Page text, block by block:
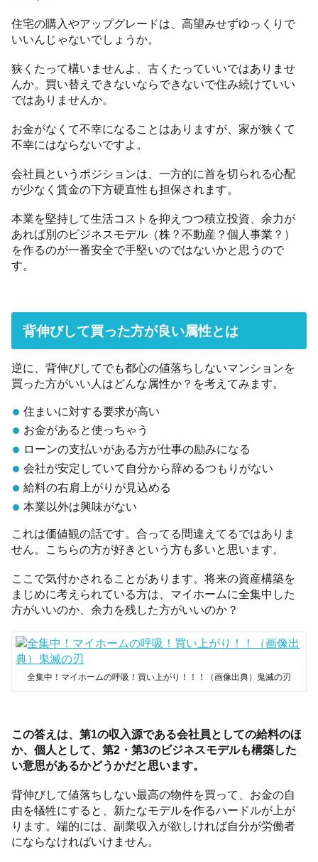
住宅の購入やアップグレードは、高望みせずゆっくりで
いいんじゃないでしょうか。
狭くたって構いませんよ、古くたっていいではありませ
んか。買い替えできないならできないで住み続けていい
ではありませんか。
お金がなくて不幸になることはありますが、家が狭くて
不幸にはならないですよ。
会社員というポジションは、一方的に首を切られる心配
が少なく賃金の下方硬直性も担保されます。
本業を堅持して生活コストを抑えつつ積立投資、余力が
あれば別のビジネスモデル（株？不動産？個人事業？）
を作るのが一番安全で手堅いのではないかと思うので
す。
背伸びして買った方が良い属性とは
逆に、背伸びしてでも都心の値落ちしないマンションを
買った方がいい人はどんな属性か？を考えてみます。
住まいに対する要求が高い
お金があると使っちゃう
ローンの支払いがある方が仕事の励みになる
会社が安定していて自分から辞めるつもりがない
給料の右肩上がりが見込める
本業以外は興味がない
これは価値観の話です。合ってる間違えてるではありま
せん。こちらの方が好きという方も多いと思います。
ここで気付かされることがあります。将来の資産構築を
まじめに考えられている方は、マイホームに全集中した
方がいいのか、余力を残した方がいいのか？
全集中！マイホームの呼吸！買い上がり！！！（画像出典）鬼滅の刃
この答えは、第1の収入源である会社員としての給料のほ
か、個人として、第2・第3のビジネスモデルも構築した
い意思があるかどうかだと思います。
背伸びして値落ちしない最高の物件を買って、お金の自
由を犠牲にすると、新たなモデルを作るハードルが上が
ります。端的には、副業収入が欲しければ自分が労働者
にならなければいけません。